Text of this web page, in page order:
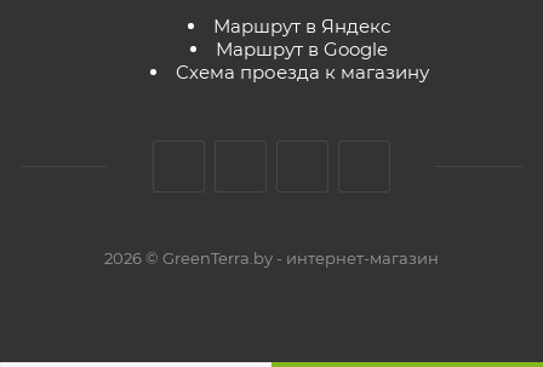
Маршрут в Яндекс
Маршрут в Google
Схема проезда к магазину
2026 © GreenTerra.by - интернет-магазин